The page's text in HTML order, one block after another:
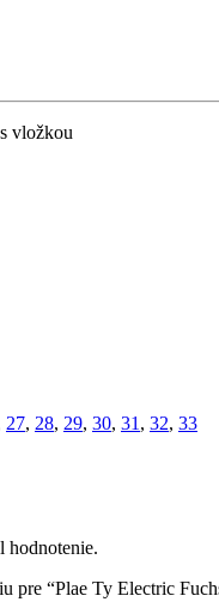
vložkou
27, 28, 29, 30, 31 , 32, 33
hodnotenie.
pre “Plae Ty Electric